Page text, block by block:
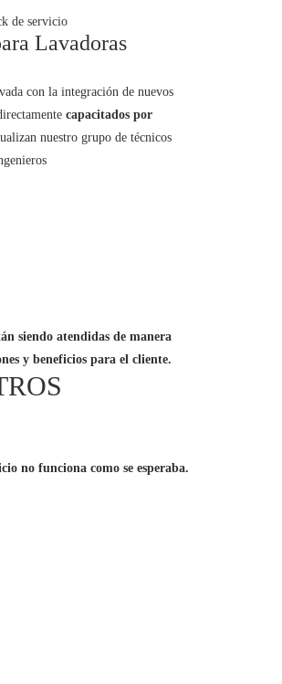
Lavadoras
con la integración de nuevos
capacitados por
nuestro grupo de técnicos
siendo atendidas de manera
y beneficios para el cliente.
no funciona como se esperaba.